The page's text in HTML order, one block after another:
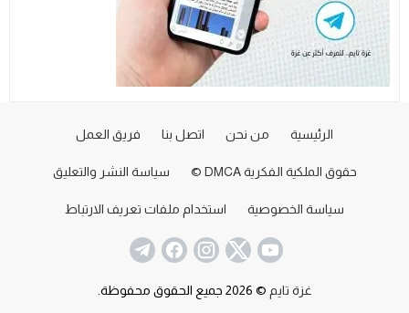
الرئيسية من نحن اتصل بنا فريق العمل
حقوق الملكية الفكرية DMCA © سياسة النشر والتعليق
سياسة الخصوصية استخدام ملفات تعريف الارتباط
غزة تايم © 2026 جميع الحقوق محفوظة.